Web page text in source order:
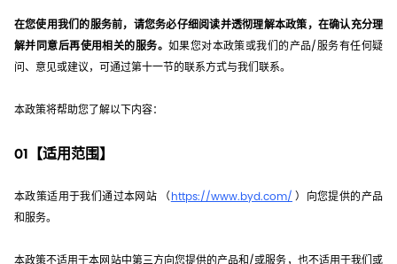
在您使用我们的服务前，请您务必仔细阅读并透彻理解本政策，在确认充分理
解并同意后再使用相关的服务。 如果您对本政策或我们的产品/服务有任何疑
问、意见或建议，可通过第十一节的联系方式与我们联系。
本政策将帮助您了解以下内容：
01【适用范围】
本政策适用于我们通过本网站 （ https://www.byd.com/ ）向您提供的产品
和服务。
本政策不适用于本网站中第三方向您提供的产品和/或服务，也不适用于我们或